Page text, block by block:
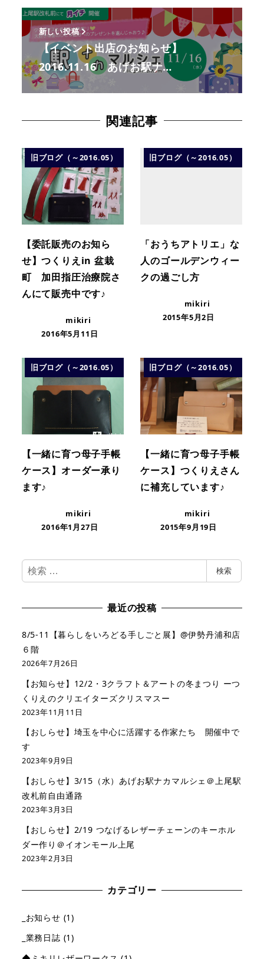
新しい投稿
【イベント出店のお知らせ】
2016.11.16 あげお駅ナ…
関連記事
旧ブログ（～2016.05）
【委託販売のお知ら
せ】つくりえin 盆栽
町 加田指圧治療院さ
んにて販売中です♪
mikiri
2016年5月11日
旧ブログ（～2016.05）
「おうちアトリエ」な
人のゴールデンウィー
クの過ごし方
mikiri
2015年5月2日
旧ブログ（～2016.05）
【一緒に育つ母子手帳
ケース】オーダー承り
ます♪
mikiri
2016年1月27日
旧ブログ（～2016.05）
【一緒に育つ母子手帳
ケース】つくりえさん
に補充しています♪
mikiri
2015年9月19日
検
索
検索
最近の投稿
8/5-11【暮らしをいろどる手しごと展】@伊勢丹浦和店
６階
2026年7月26日
【お知らせ】12/2・3クラフト＆アートの冬まつり ーつ
くりえのクリエイターズクリスマスー
2023年11月11日
【おしらせ】埼玉を中心に活躍する作家たち 開催中で
す
2023年9月9日
【おしらせ】3/15（水）あげお駅ナカマルシェ＠上尾駅
改札前自由通路
2023年3月3日
【おしらせ】2/19 つなげるレザーチェーンのキーホル
ダー作り＠イオンモール上尾
2023年2月3日
カテゴリー
_お知らせ (1)
_業務日誌 (1)